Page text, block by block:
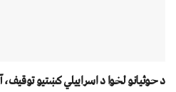
د حوثیانو لخوا د اسراییلي کښتیو